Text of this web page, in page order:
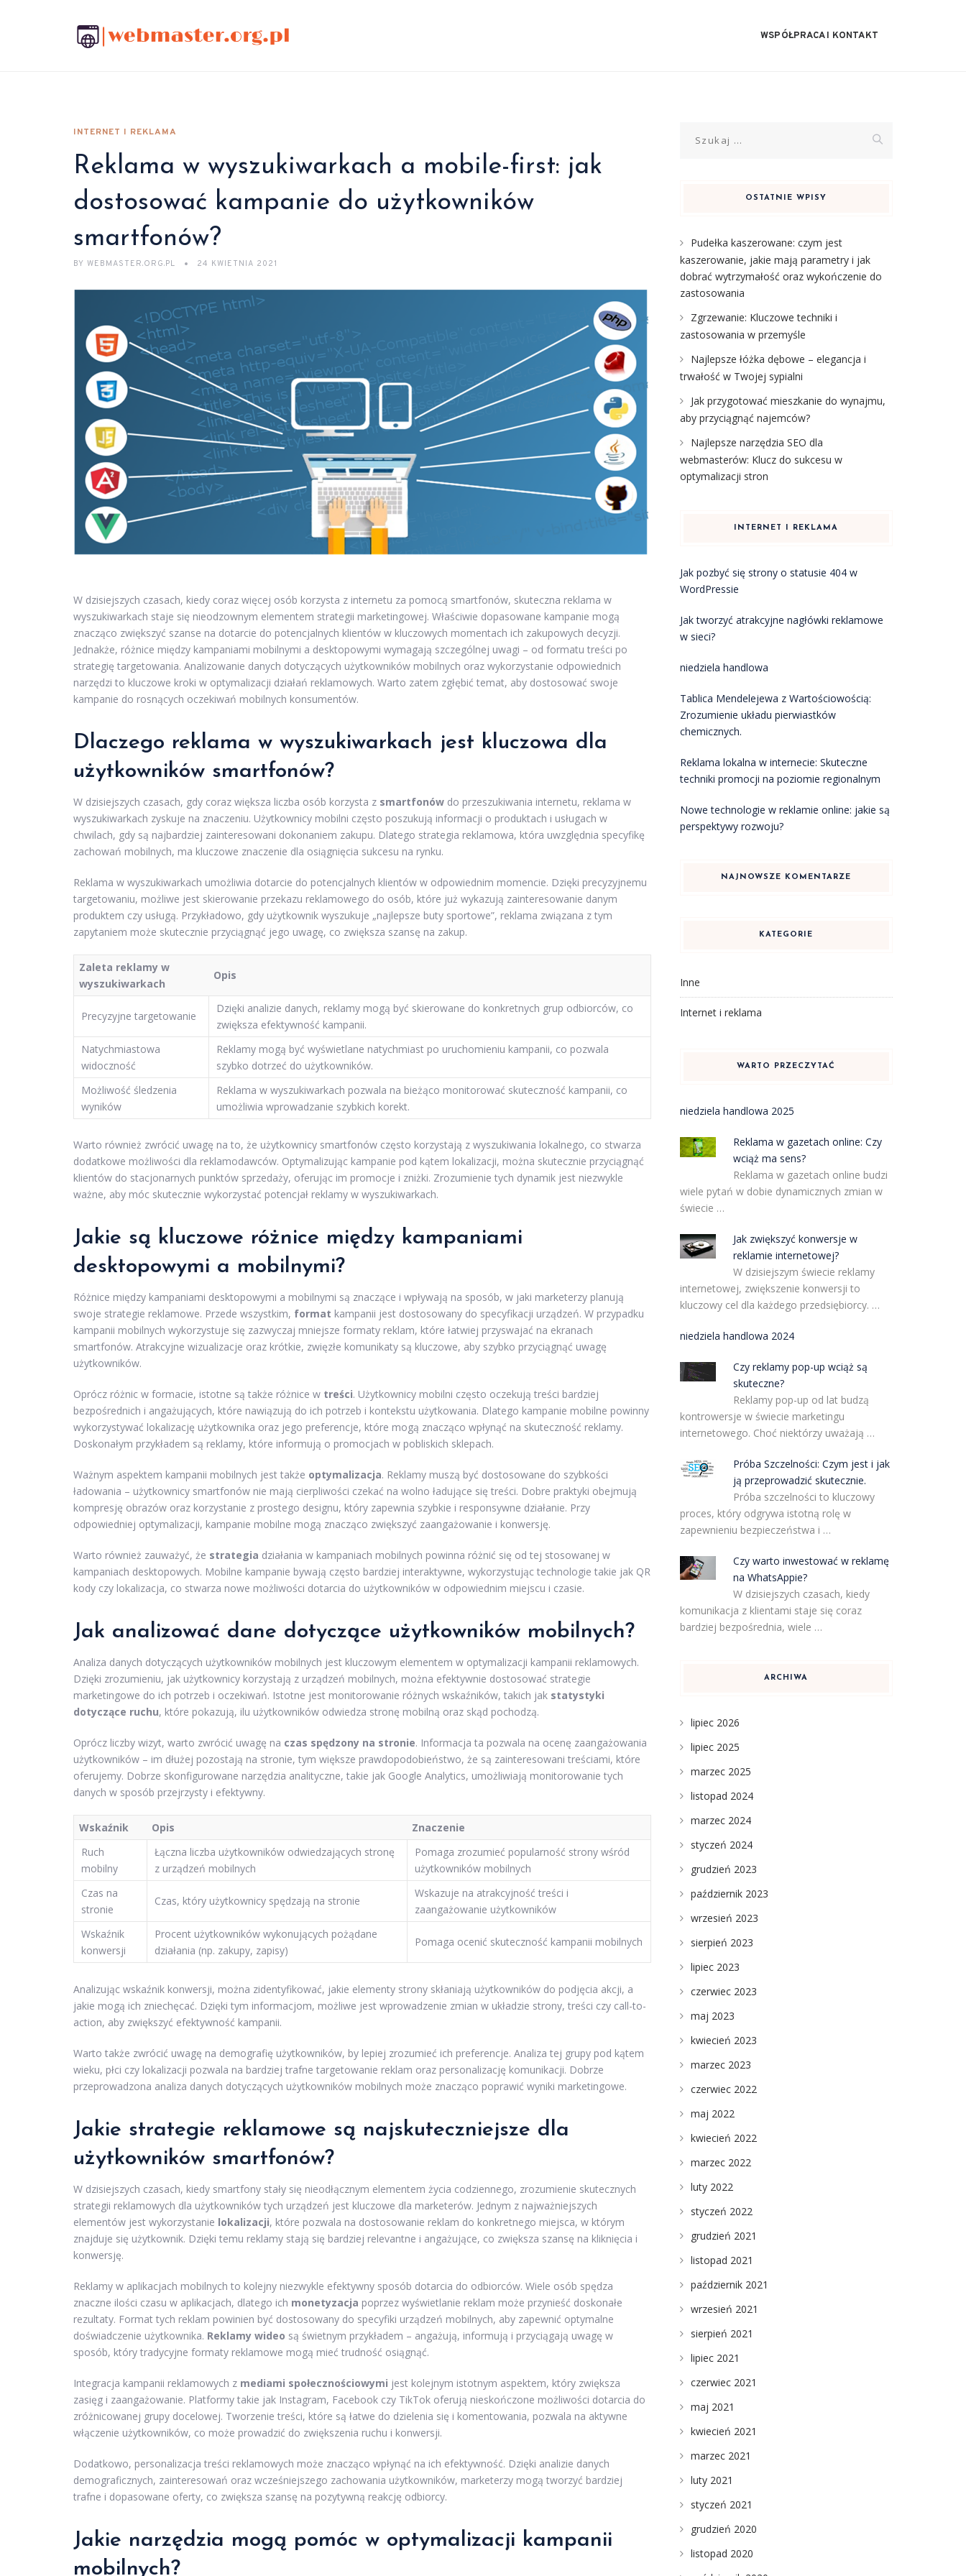
WSPÓŁPRACA I KONTAKT
INTERNET I REKLAMA
Reklama w wyszukiwarkach a mobile-first: jak
dostosować kampanie do użytkowników
smartfonów?
BY WEBMASTER.ORG.PL 24 KWIETNIA 2021
W dzisiejszych czasach, kiedy coraz więcej osób korzysta z internetu za pomocą smartfonów, skuteczna reklama w
wyszukiwarkach staje się nieodzownym elementem strategii marketingowej. Właściwie dopasowane kampanie mogą
znacząco zwiększyć szanse na dotarcie do potencjalnych klientów w kluczowych momentach ich zakupowych decyzji.
Jednakże, różnice między kampaniami mobilnymi a desktopowymi wymagają szczególnej uwagi – od formatu treści po
strategię targetowania. Analizowanie danych dotyczących użytkowników mobilnych oraz wykorzystanie odpowiednich
narzędzi to kluczowe kroki w optymalizacji działań reklamowych. Warto zatem zgłębić temat, aby dostosować swoje
kampanie do rosnących oczekiwań mobilnych konsumentów.
Dlaczego reklama w wyszukiwarkach jest kluczowa dla
użytkowników smartfonów?
W dzisiejszych czasach, gdy coraz większa liczba osób korzysta z smartfonów do przeszukiwania internetu, reklama w
wyszukiwarkach zyskuje na znaczeniu. Użytkownicy mobilni często poszukują informacji o produktach i usługach w
chwilach, gdy są najbardziej zainteresowani dokonaniem zakupu. Dlatego strategia reklamowa, która uwzględnia specyfikę
zachowań mobilnych, ma kluczowe znaczenie dla osiągnięcia sukcesu na rynku.
Reklama w wyszukiwarkach umożliwia dotarcie do potencjalnych klientów w odpowiednim momencie. Dzięki precyzyjnemu
targetowaniu, możliwe jest skierowanie przekazu reklamowego do osób, które już wykazują zainteresowanie danym
produktem czy usługą. Przykładowo, gdy użytkownik wyszukuje „najlepsze buty sportowe”, reklama związana z tym
zapytaniem może skutecznie przyciągnąć jego uwagę, co zwiększa szansę na zakup.
Zaleta reklamy w
wyszukiwarkach
Opis
Precyzyjne targetowanie
Dzięki analizie danych, reklamy mogą być skierowane do konkretnych grup odbiorców, co
zwiększa efektywność kampanii.
Natychmiastowa
widoczność
Reklamy mogą być wyświetlane natychmiast po uruchomieniu kampanii, co pozwala
szybko dotrzeć do użytkowników.
Możliwość śledzenia
wyników
Reklama w wyszukiwarkach pozwala na bieżąco monitorować skuteczność kampanii, co
umożliwia wprowadzanie szybkich korekt.
Warto również zwrócić uwagę na to, że użytkownicy smartfonów często korzystają z wyszukiwania lokalnego, co stwarza
dodatkowe możliwości dla reklamodawców. Optymalizując kampanie pod kątem lokalizacji, można skutecznie przyciągnąć
klientów do stacjonarnych punktów sprzedaży, oferując im promocje i zniżki. Zrozumienie tych dynamik jest niezwykle
ważne, aby móc skutecznie wykorzystać potencjał reklamy w wyszukiwarkach.
Jakie są kluczowe różnice między kampaniami
desktopowymi a mobilnymi?
Różnice między kampaniami desktopowymi a mobilnymi są znaczące i wpływają na sposób, w jaki marketerzy planują
swoje strategie reklamowe. Przede wszystkim, format kampanii jest dostosowany do specyfikacji urządzeń. W przypadku
kampanii mobilnych wykorzystuje się zazwyczaj mniejsze formaty reklam, które łatwiej przyswajać na ekranach
smartfonów. Atrakcyjne wizualizacje oraz krótkie, zwięzłe komunikaty są kluczowe, aby szybko przyciągnąć uwagę
użytkowników.
Oprócz różnic w formacie, istotne są także różnice w treści. Użytkownicy mobilni często oczekują treści bardziej
bezpośrednich i angażujących, które nawiązują do ich potrzeb i kontekstu użytkowania. Dlatego kampanie mobilne powinny
wykorzystywać lokalizację użytkownika oraz jego preferencje, które mogą znacząco wpłynąć na skuteczność reklamy.
Doskonałym przykładem są reklamy, które informują o promocjach w pobliskich sklepach.
Ważnym aspektem kampanii mobilnych jest także optymalizacja. Reklamy muszą być dostosowane do szybkości
ładowania – użytkownicy smartfonów nie mają cierpliwości czekać na wolno ładujące się treści. Dobre praktyki obejmują
kompresję obrazów oraz korzystanie z prostego designu, który zapewnia szybkie i responsywne działanie. Przy
odpowiedniej optymalizacji, kampanie mobilne mogą znacząco zwiększyć zaangażowanie i konwersję.
Warto również zauważyć, że strategia działania w kampaniach mobilnych powinna różnić się od tej stosowanej w
kampaniach desktopowych. Mobilne kampanie bywają często bardziej interaktywne, wykorzystując technologie takie jak QR
kody czy lokalizacja, co stwarza nowe możliwości dotarcia do użytkowników w odpowiednim miejscu i czasie.
Jak analizować dane dotyczące użytkowników mobilnych?
Analiza danych dotyczących użytkowników mobilnych jest kluczowym elementem w optymalizacji kampanii reklamowych.
Dzięki zrozumieniu, jak użytkownicy korzystają z urządzeń mobilnych, można efektywnie dostosować strategie
marketingowe do ich potrzeb i oczekiwań. Istotne jest monitorowanie różnych wskaźników, takich jak statystyki
dotyczące ruchu, które pokazują, ilu użytkowników odwiedza stronę mobilną oraz skąd pochodzą.
Oprócz liczby wizyt, warto zwrócić uwagę na czas spędzony na stronie. Informacja ta pozwala na ocenę zaangażowania
użytkowników – im dłużej pozostają na stronie, tym większe prawdopodobieństwo, że są zainteresowani treściami, które
oferujemy. Dobrze skonfigurowane narzędzia analityczne, takie jak Google Analytics, umożliwiają monitorowanie tych
danych w sposób przejrzysty i efektywny.
Wskaźnik Opis
Znaczenie
Ruch
mobilny
Łączna liczba użytkowników odwiedzających stronę
z urządzeń mobilnych
Pomaga zrozumieć popularność strony wśród
użytkowników mobilnych
Czas na
stronie
Czas, który użytkownicy spędzają na stronie
Wskazuje na atrakcyjność treści i
zaangażowanie użytkowników
Wskaźnik
konwersji
Procent użytkowników wykonujących pożądane
działania (np. zakupy, zapisy)
Pomaga ocenić skuteczność kampanii mobilnych
Analizując wskaźnik konwersji, można zidentyfikować, jakie elementy strony skłaniają użytkowników do podjęcia akcji, a
jakie mogą ich zniechęcać. Dzięki tym informacjom, możliwe jest wprowadzenie zmian w układzie strony, treści czy call-to-
action, aby zwiększyć efektywność kampanii.
Warto także zwrócić uwagę na demografię użytkowników, by lepiej zrozumieć ich preferencje. Analiza tej grupy pod kątem
wieku, płci czy lokalizacji pozwala na bardziej trafne targetowanie reklam oraz personalizację komunikacji. Dobrze
przeprowadzona analiza danych dotyczących użytkowników mobilnych może znacząco poprawić wyniki marketingowe.
Jakie strategie reklamowe są najskuteczniejsze dla
użytkowników smartfonów?
W dzisiejszych czasach, kiedy smartfony stały się nieodłącznym elementem życia codziennego, zrozumienie skutecznych
strategii reklamowych dla użytkowników tych urządzeń jest kluczowe dla marketerów. Jednym z najważniejszych
elementów jest wykorzystanie lokalizacji, które pozwala na dostosowanie reklam do konkretnego miejsca, w którym
znajduje się użytkownik. Dzięki temu reklamy stają się bardziej relevantne i angażujące, co zwiększa szansę na kliknięcia i
konwersję.
Reklamy w aplikacjach mobilnych to kolejny niezwykle efektywny sposób dotarcia do odbiorców. Wiele osób spędza
znaczne ilości czasu w aplikacjach, dlatego ich monetyzacja poprzez wyświetlanie reklam może przynieść doskonałe
rezultaty. Format tych reklam powinien być dostosowany do specyfiki urządzeń mobilnych, aby zapewnić optymalne
doświadczenie użytkownika. Reklamy wideo są świetnym przykładem – angażują, informują i przyciągają uwagę w
sposób, który tradycyjne formaty reklamowe mogą mieć trudność osiągnąć.
Integracja kampanii reklamowych z mediami społecznościowymi jest kolejnym istotnym aspektem, który zwiększa
zasięg i zaangażowanie. Platformy takie jak Instagram, Facebook czy TikTok oferują nieskończone możliwości dotarcia do
zróżnicowanej grupy docelowej. Tworzenie treści, które są łatwe do dzielenia się i komentowania, pozwala na aktywne
włączenie użytkowników, co może prowadzić do zwiększenia ruchu i konwersji.
Dodatkowo, personalizacja treści reklamowych może znacząco wpłynąć na ich efektywność. Dzięki analizie danych
demograficznych, zainteresowań oraz wcześniejszego zachowania użytkowników, marketerzy mogą tworzyć bardziej
trafne i dopasowane oferty, co zwiększa szansę na pozytywną reakcję odbiorcy.
Jakie narzędzia mogą pomóc w optymalizacji kampanii
mobilnych?
OSTATNIE WPISY
Pudełka kaszerowane: czym jest
kaszerowanie, jakie mają parametry i jak
dobrać wytrzymałość oraz wykończenie do
zastosowania
Zgrzewanie: Kluczowe techniki i
zastosowania w przemyśle
Najlepsze łóżka dębowe – elegancja i
trwałość w Twojej sypialni
Jak przygotować mieszkanie do wynajmu,
aby przyciągnąć najemców?
Najlepsze narzędzia SEO dla
webmasterów: Klucz do sukcesu w
optymalizacji stron
INTERNET I REKLAMA
Jak pozbyć się strony o statusie 404 w
WordPressie
Jak tworzyć atrakcyjne nagłówki reklamowe
w sieci?
niedziela handlowa
Tablica Mendelejewa z Wartościowością:
Zrozumienie układu pierwiastków
chemicznych.
Reklama lokalna w internecie: Skuteczne
techniki promocji na poziomie regionalnym
Nowe technologie w reklamie online: jakie są
perspektywy rozwoju?
NAJNOWSZE KOMENTARZE
KATEGORIE
Inne
Internet i reklama
WARTO PRZECZYTAĆ
niedziela handlowa 2025
Reklama w gazetach online: Czy
wciąż ma sens?
Reklama w gazetach online budzi
wiele pytań w dobie dynamicznych zmian w
świecie …
Jak zwiększyć konwersje w
reklamie internetowej?
W dzisiejszym świecie reklamy
internetowej, zwiększenie konwersji to
kluczowy cel dla każdego przedsiębiorcy. …
niedziela handlowa 2024
Czy reklamy pop-up wciąż są
skuteczne?
Reklamy pop-up od lat budzą
kontrowersje w świecie marketingu
internetowego. Choć niektórzy uważają …
Próba Szczelności: Czym jest i jak
ją przeprowadzić skutecznie.
Próba szczelności to kluczowy
proces, który odgrywa istotną rolę w
zapewnieniu bezpieczeństwa i …
Czy warto inwestować w reklamę
na WhatsAppie?
W dzisiejszych czasach, kiedy
komunikacja z klientami staje się coraz
bardziej bezpośrednia, wiele …
ARCHIWA
lipiec 2026
lipiec 2025
marzec 2025
listopad 2024
marzec 2024
styczeń 2024
grudzień 2023
październik 2023
wrzesień 2023
sierpień 2023
lipiec 2023
czerwiec 2023
maj 2023
kwiecień 2023
marzec 2023
czerwiec 2022
maj 2022
kwiecień 2022
marzec 2022
luty 2022
styczeń 2022
grudzień 2021
listopad 2021
październik 2021
wrzesień 2021
sierpień 2021
lipiec 2021
czerwiec 2021
maj 2021
kwiecień 2021
marzec 2021
luty 2021
styczeń 2021
grudzień 2020
listopad 2020